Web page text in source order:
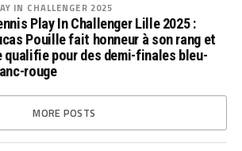
IN CHALLENGER 2025
Play In Challenger Lille 2025 :
Pouille fait honneur à son rang et
qualifie pour des demi-finales bleu-
rouge
MORE POSTS